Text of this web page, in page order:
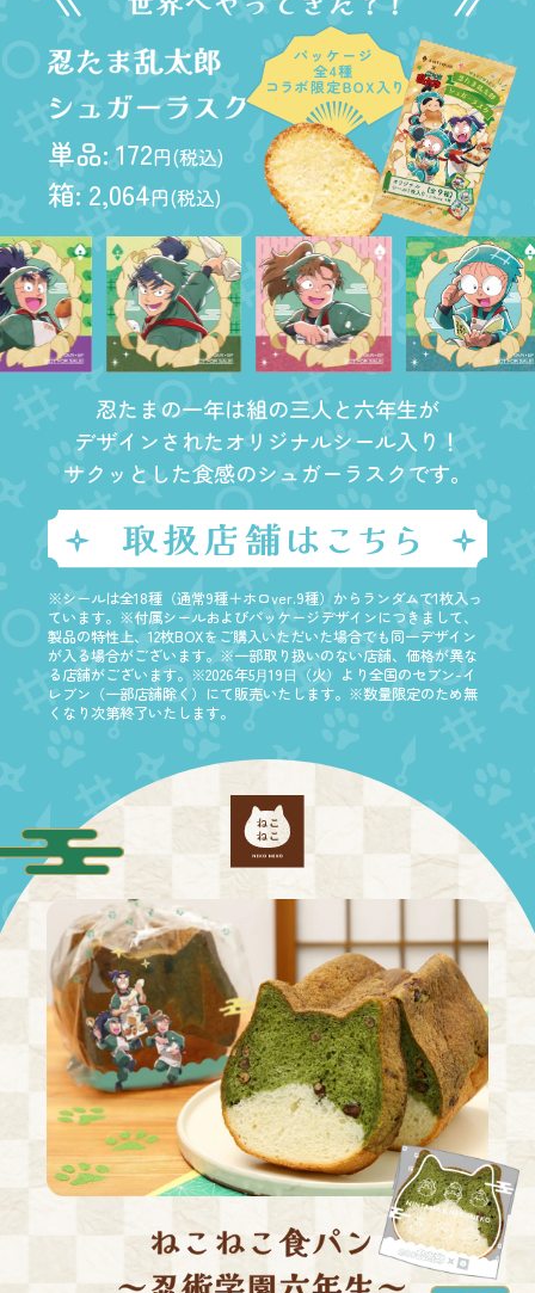
単品: 172円(税込)
箱: 2,064円(税込)
忍たまの一年は組の三人と六年生が
デザインされたオリジナルシール入り！
サクッとした食感のシュガーラスクです。
※シールは全18種（通常9種＋ホロver.9種）からランダムで1枚入っ
ています。※付属シールおよびパッケージデザインにつきまして、
製品の特性上、12枚BOXをご購入いただいた場合でも同一デザイン
が入る場合がございます。※一部取り扱いのない店舗、価格が異な
る店舗がございます。※2026年5⽉19⽇（火）より全国のセブン-イ
レブン（一部店舗除く）にて販売いたします。※数量限定のため無
くなり次第終了いたします。